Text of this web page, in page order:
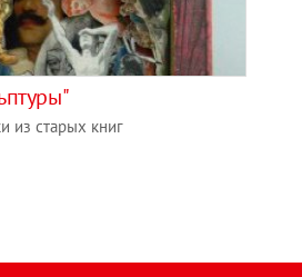
из старых книг